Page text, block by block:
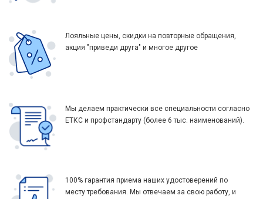
Лояльные цены, скидки на повторные обращения,
акция "приведи друга" и многое другое
Мы делаем практически все специальности согласно
ЕТКС и профстандарту (более 6 тыс. наименований).
100% гарантия приема наших удостоверений по
месту требования. Мы отвечаем за свою работу, и